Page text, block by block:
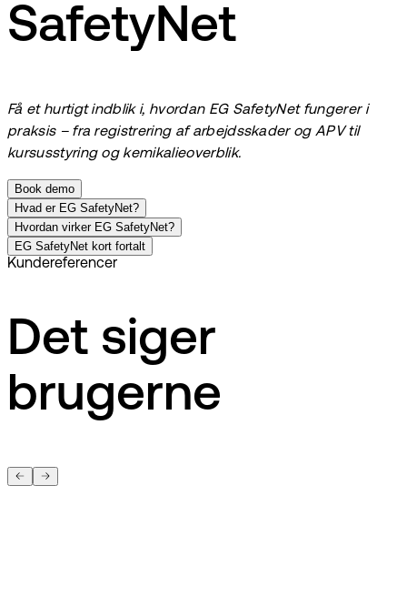
SafetyNet
Få et hurtigt indblik i, hvordan EG SafetyNet fungerer i
praksis – fra registrering af arbejdsskader og APV til
kursusstyring og kemikalieoverblik.
Book demo
Hvad er EG SafetyNet?
Hvordan virker EG SafetyNet?
EG SafetyNet kort fortalt
Kundereferencer
Det siger
brugerne